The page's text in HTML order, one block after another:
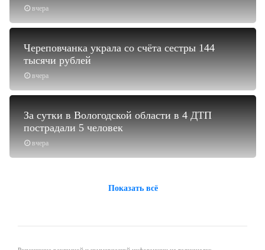
вчера
вчера
Череповчанка украла со счёта сестры 144
тысячи рублей
вчера
За сутки в Вологодской области в 4 ДТП
пострадали 5 человек
Показать всё